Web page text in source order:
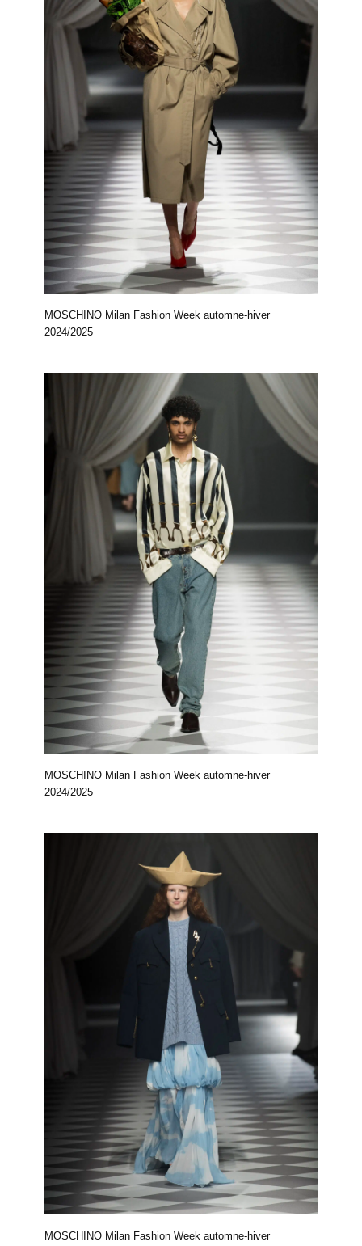
MOSCHINO Milan Fashion Week automne-hiver
2024/2025
MOSCHINO Milan Fashion Week automne-hiver
2024/2025
MOSCHINO Milan Fashion Week automne-hiver